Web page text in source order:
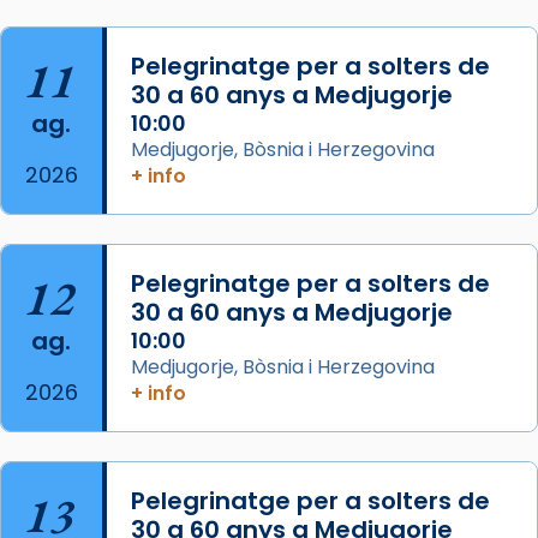
L’arquebisbe de Barcelona, el cardenal Joan
Josep Omella, ha presidit la missa i l’ha
concelebrat el bisbe auxiliar de Barcelona,
Mons. David Abadías.
📸 Dr. G. Simón
Photo
View on Facebook · Share
Arquebisbat de Barcelona
2 weeks ago
Memòria de les santes Juliana i
Semproniana, verges i màrtirs.
Semproniana (“relatiu a Semprònia =
11
ag.
2026
Pelegrinatge per a solters de
30 a 60 anys a Medjugorje
10:00
Medjugorje, Bòsnia i Herzegovina
+ info
12
ag.
2026
Pelegrinatge per a solters de
30 a 60 anys a Medjugorje
10:00
Medjugorje, Bòsnia i Herzegovina
+ info
13
Pelegrinatge per a solters de
30 a 60 anys a Medjugorje